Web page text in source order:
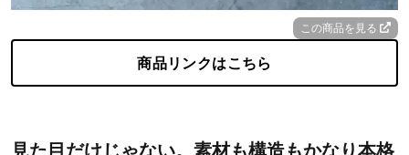
この商品を見る
商品リンクはこちら
見た目だけじゃない。素材も構造もかなり本格